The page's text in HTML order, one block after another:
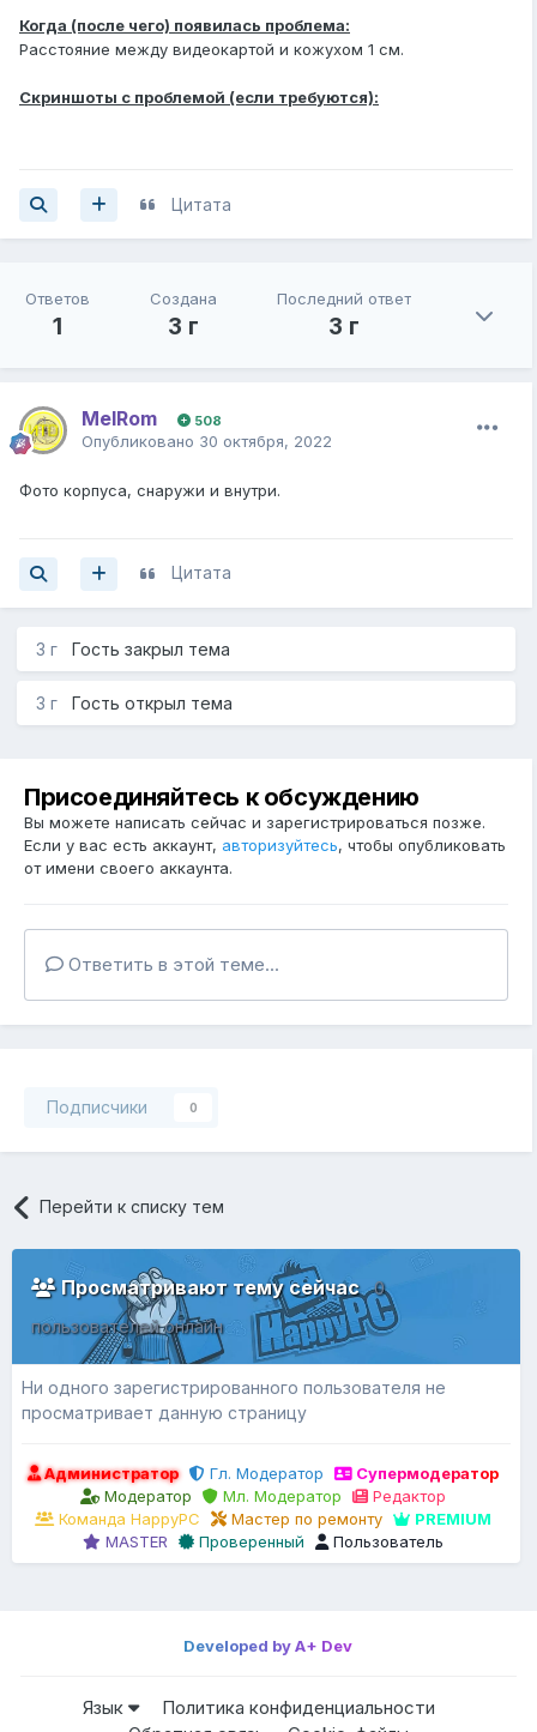
Когда (после чего) появилась проблема:
Расстояние между видеокартой и кожухом 1 см.
Скриншоты с проблемой (если требуются):
Цитата
Ответов
1
Создана
3 г
Последний ответ
3 г
MelRom 508
Опубликовано 30 октября, 2022
Фото корпуса, снаружи и внутри.
Цитата
3 г Гость закрыл тема
3 г Гость открыл тема
Присоединяйтесь к обсуждению
Вы можете написать сейчас и зарегистрироваться позже.
Если у вас есть аккаунт, авторизуйтесь, чтобы опубликовать
от имени своего аккаунта.
Ответить в этой теме...
Подписчики 0
Перейти к списку тем
Просматривают тему сейчас0
пользователей онлайн
Ни одного зарегистрированного пользователя не
просматривает данную страницу
Администратор Гл. Модератор
Супермодератор
Модератор
Мл. Модератор
Редактор
Команда HappyPC
Мастер по ремонту
PREMIUM
MASTER
Проверенный Пользователь
Developed by A+ Dev
Язык
Политика конфиденциальности